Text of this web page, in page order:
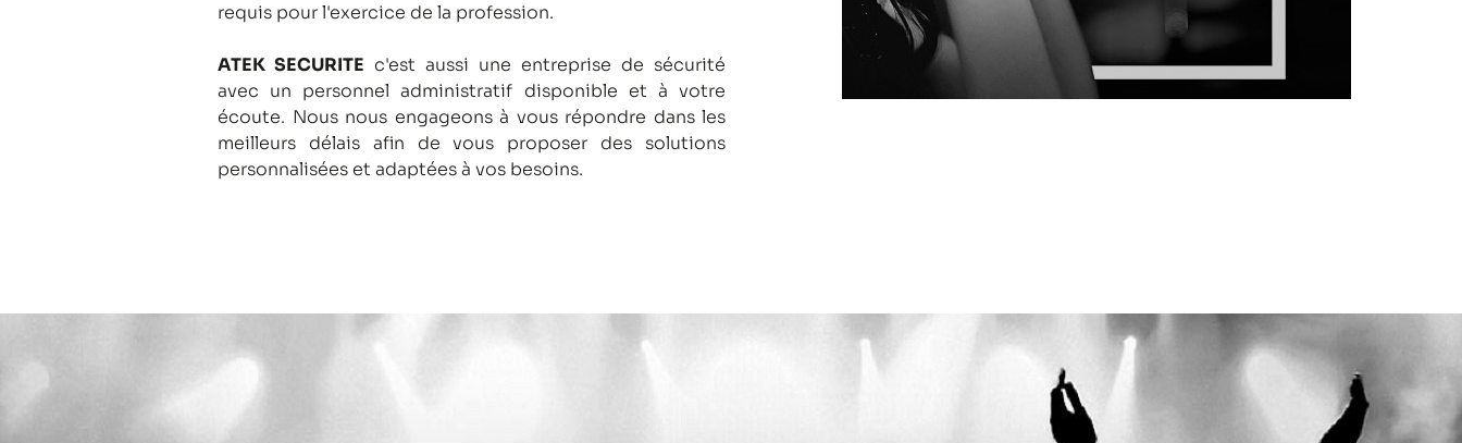
requis pour l'exercice de la profession.
ATEK SECURITE c'est aussi une entreprise de sécurité
avec un personnel administratif disponible et à votre
écoute. Nous nous engageons à vous répondre dans les
meilleurs délais afin de vous proposer des solutions
personnalisées et adaptées à vos besoins.